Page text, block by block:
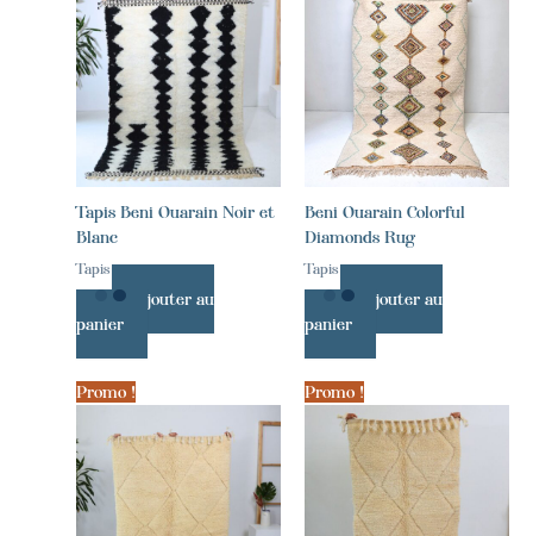
Tapis Beni Ouarain Noir et
Blanc
Tapis
Ajouter au
panier
Beni Ouarain Colorful
Diamonds Rug
Tapis
Ajouter au
panier
Promo ! Promo !